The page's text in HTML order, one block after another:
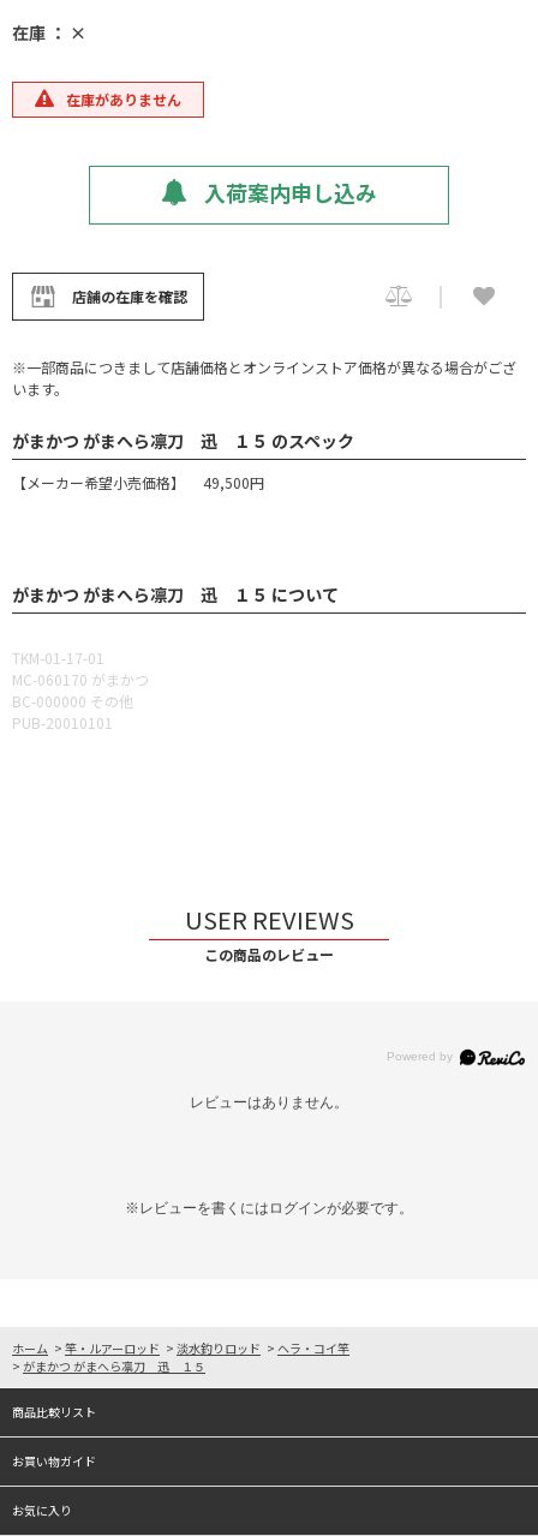
在庫 ： ×
在庫がありません
入荷案内申し込み
店舗の在庫を確認
※一部商品につきまして店舗価格とオンラインストア価格が異なる場合がござ
います。
がまかつ がまへら凛刀 迅 １５ のスペック
【メーカー希望小売価格】 49,500円
がまかつ がまへら凛刀 迅 １５ について
TKM-01-17-01
MC-060170 がまかつ
BC-000000 その他
PUB-20010101
USER REVIEWS
この商品のレビュー
レビューはありません。
※レビューを書くには ログインが必要です。
ホーム > 竿・ルアーロッド > 淡水釣りロッド > ヘラ・コイ竿
> がまかつ がまへら凛刀 迅 １５
商品比較リスト
お買い物ガイド
お気に入り